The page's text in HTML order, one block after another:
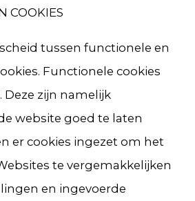
COOKIES
tussen functionele en
Functionele cookies
Deze zijn namelijk
website goed te laten
er cookies ingezet om het
te vergemakkelijken
en ingevoerde